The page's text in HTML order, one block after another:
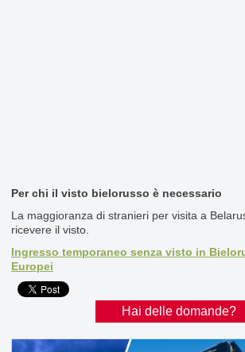
Per chi il visto bielorusso è necessario
La maggioranza di stranieri per visita a
ricevere il visto.
Ingresso temporaneo senza visto in
Europei
Hai delle domande?